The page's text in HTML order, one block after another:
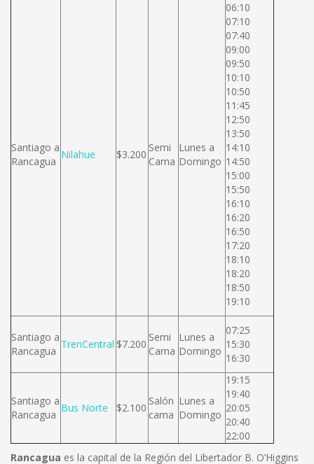
Santiago a
Rancagua
Nilahue $3.200
Semi
Cama
Lunes a
Domingo
06:10
07:10
07:40
09:00
09:50
10:10
10:50
11:45
12:50
13:50
14:10
14:50
15:00
15:50
16:10
16:20
16:50
17:20
18:10
18:20
18:50
19:10
Santiago a
Rancagua
TrenCentral $7.200
Semi
Cama
Lunes a
Domingo
07:25
15:30
16:30
Santiago a
Rancagua
Bus Norte $2.100
Salón
cama
Lunes a
Domingo
19:15
19:40
20:05
20:40
22:00
Rancagua es la capital de la Región del Libertador B. O’Higgins